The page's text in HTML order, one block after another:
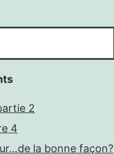
2
4
la bonne façon?